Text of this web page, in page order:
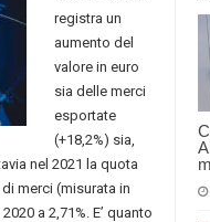
registra un
aumento del
valore in euro
sia delle merci
esportate
(+18,2%) sia,
nel 2021 la quota
merci (misurata in
a 2,71%. E’ quanto